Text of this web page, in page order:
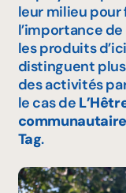
leur milieu pour
l’importance
les produits
distinguent
des activités
le cas de
Tag.